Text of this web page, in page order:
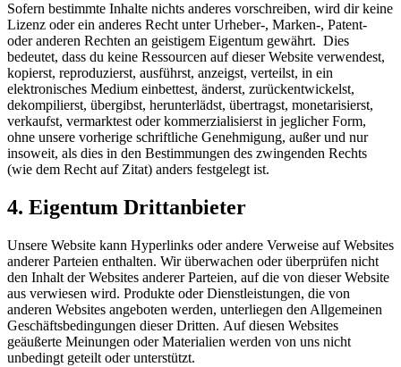
Sofern bestimmte Inhalte nichts anderes vorschreiben, wird dir keine
Lizenz oder ein anderes Recht unter Urheber-, Marken-, Patent-
oder anderen Rechten an geistigem Eigentum gewährt. Dies
bedeutet, dass du keine Ressourcen auf dieser Website verwendest,
kopierst, reproduzierst, ausführst, anzeigst, verteilst, in ein
elektronisches Medium einbettest, änderst, zurückentwickelst,
dekompilierst, übergibst, herunterlädst, übertragst, monetarisierst,
verkaufst, vermarktest oder kommerzialisierst in jeglicher Form,
ohne unsere vorherige schriftliche Genehmigung, außer und nur
insoweit, als dies in den Bestimmungen des zwingenden Rechts
(wie dem Recht auf Zitat) anders festgelegt ist.
4. Eigentum Drittanbieter
Unsere Website kann Hyperlinks oder andere Verweise auf Websites
anderer Parteien enthalten. Wir überwachen oder überprüfen nicht
den Inhalt der Websites anderer Parteien, auf die von dieser Website
aus verwiesen wird. Produkte oder Dienstleistungen, die von
anderen Websites angeboten werden, unterliegen den Allgemeinen
Geschäftsbedingungen dieser Dritten. Auf diesen Websites
geäußerte Meinungen oder Materialien werden von uns nicht
unbedingt geteilt oder unterstützt.